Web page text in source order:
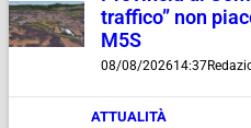
traffico” non
M5S
08/08/202614:37
ATTUALITÀ